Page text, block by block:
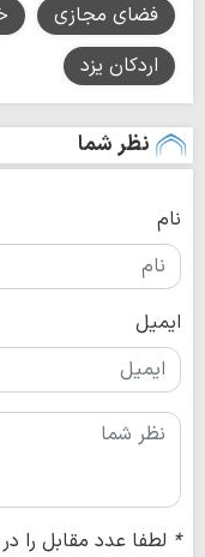
فضای مجازی
اردکان یزد
نظر شما
نام
ایمیل
* لطفا عدد مقابل را